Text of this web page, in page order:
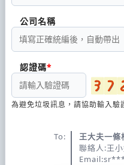
公司名稱
認證碼
為避免垃圾訊息，請協助輸入驗
To:
王大夫一條
聯絡人:王